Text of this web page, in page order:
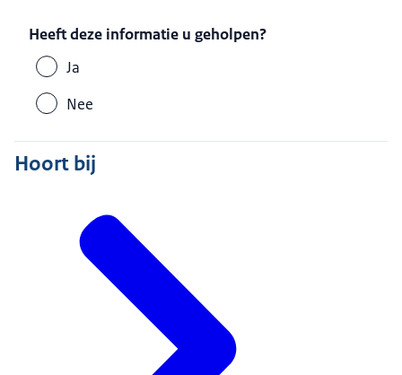
Heeft deze informatie u geholpen?
Ja
Nee
Hoort bij